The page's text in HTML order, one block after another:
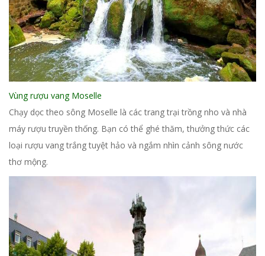
Vùng rượu vang Moselle
Chạy dọc theo sông Moselle là các trang trại trồng nho và nhà
máy rượu truyền thống. Bạn có thể ghé thăm, thưởng thức các
loại rượu vang trắng tuyệt hảo và ngắm nhìn cảnh sông nước
thơ mộng.